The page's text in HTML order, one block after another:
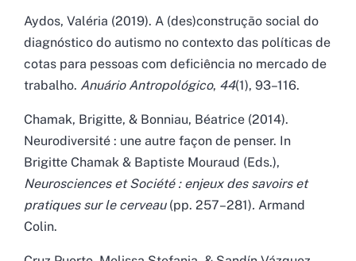
Aydos, Valéria (2019). A (des)construção social do
diagnóstico do autismo no contexto das políticas de
cotas para pessoas com deficiência no mercado de
trabalho. Anuário Antropológico, 44(1), 93–116.
Chamak, Brigitte, & Bonniau, Béatrice (2014).
Neurodiversité : une autre façon de penser. In
Brigitte Chamak & Baptiste Mouraud (Eds.),
Neurosciences et Société : enjeux des savoirs et
pratiques sur le cerveau(pp. 257–281). Armand
Colin.